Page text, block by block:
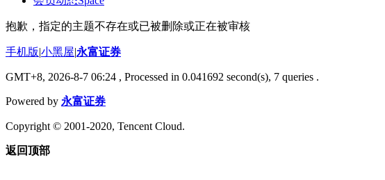
抱歉，指定的主题不存在或已被删除或正在被审核
手机版|小黑屋|永富证券
GMT+8, 2026-8-7 06:24 , Processed in 0.041692 second(s), 7 queries .
Powered by 永富证券
Copyright © 2001-2020, Tencent Cloud.
返回顶部